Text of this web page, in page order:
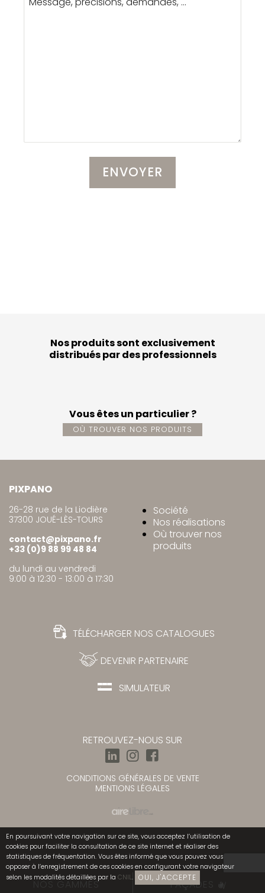
NOS GAMMES FAÇADES
Nos produits sont exclusivement
distribués par des professionnels
Vous êtes un particulier ?
OÙ TROUVER NOS PRODUITS
PIXPANO
26-28 rue de la Liodière
37300 JOUÉ-LÈS-TOURS
contact@pixpano.fr
+33 (0)9 88 99 48 84
du lundi au vendredi
9:00 à 12:30 - 13:00 à 17:30
Société
Nos réalisations
Où trouver nos
produits
TÉLÉCHARGER NOS CATALOGUES
DEVENIR PARTENAIRE
SIMULATEUR
RETROUVEZ-NOUS SUR
CONDITIONS GÉNÉRALES DE VENTE
MENTIONS LÉGALES
En poursuivant votre navigation sur ce site, vous acceptez l’utilisation de
cookies pour faciliter la consultation de ce site internet et réaliser des
statistiques de fréquentation. Vous êtes informé que vous pouvez vous
opposer à l’enregistrement de ces cookies en configurant votre navigateur
selon les modalités détaillées par la CNIL. OUI, J'ACCEPTE